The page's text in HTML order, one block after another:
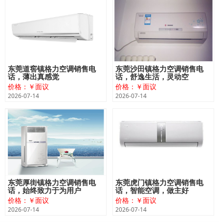
东莞道窖镇格力空调销售电
话，薄出真感觉
价格：￥面议
2026-07-14
东莞沙田镇格力空调销售电
话，舒逸生活，灵动空
价格：￥面议
2026-07-14
东莞厚街镇格力空调销售电
话，始终致力于为用户
价格：￥面议
2026-07-14
东莞虎门镇格力空调销售电
话，智能空调，做主好
价格：￥面议
2026-07-14